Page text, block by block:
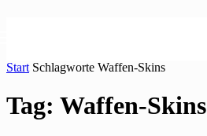
Start Schlagworte Waffen-Skins
Tag: Waffen-Skins